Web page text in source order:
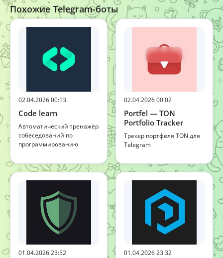
Похожие Telegram-боты
02.04.2026 00:13
Code learn
Автоматический тренажёр
собеседований по
программированию
02.04.2026 00:02
Portfel — TON
Portfolio Tracker
Трекер портфеля TON для
Telegram
01.04.2026 23:52 01.04.2026 23:32